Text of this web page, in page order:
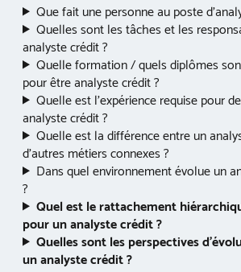
Que fait une personne au poste
Quelles sont les tâches et les
analyste crédit ?
Quelle formation / quels diplômes
pour être analyste crédit ?
Quelle est l’expérience requise pour
analyste crédit ?
Quelle est la différence entre un
d’autres métiers connexes ?
Dans quel environnement évolue un
?
Quel est le rattachement
pour un analyste crédit ?
Quelles sont les perspectives
un analyste crédit ?